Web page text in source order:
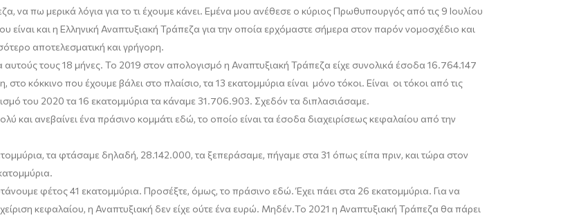
α, να πω μερικά λόγια για το τι έχουμε κάνει. Εμένα μου ανέθεσε ο κύριοςΠρωθυπουργός από τις 9 Ιουλίου
και η Ελληνική Αναπτυξιακή Τράπεζα για την οποία ερχόμαστε σήμερα στον παρόν νομοσχέδιο και
αποτελεσματική και γρήγορη.
αυτούς τους 18 μήνες. Το 2019 στον απολογισμό η Αναπτυξιακή Τράπεζα είχε συνολικά έσοδα 16.764.147
στο κόκκινο που έχουμε βάλει στο πλαίσιο, τα 13 εκατομμύρια είναι μόνο τόκοι. Είναι οι τόκοι από τις
του 2020 τα 16 εκατομμύρια τα κάναμε 31.706.903. Σχεδόν τα διπλασιάσαμε.
και ανεβαίνει ένα πράσινο κομμάτι εδώ, το οποίο είναι τα έσοδα διαχειρίσεως κεφαλαίου από την
τα φτάσαμε δηλαδή, 28.142.000, τα ξεπεράσαμε, πήγαμε στα 31 όπως είπα πριν, και τώρα στον
φέτος 41 εκατομμύρια. Προσέξτε, όμως, το πράσινο εδώ. Έχει πάει στα 26 εκατομμύρια. Για να
κεφαλαίου, η Αναπτυξιακή δεν είχε ούτε ένα ευρώ. Μηδέν.Το 2021 η Αναπτυξιακή Τράπεζα θα πάρει